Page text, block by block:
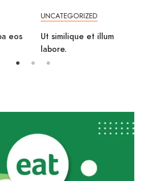
eos
UNCATEGORIZED
Ut similique et illum
labore.